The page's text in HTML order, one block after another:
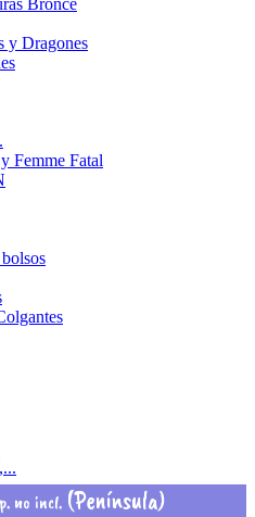
Bronce
y Dragones
Femme Fatal
60€
a partir de
no incl. (Península)